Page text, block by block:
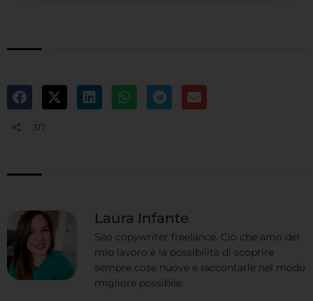
317
Laura Infante
Seo copywriter freelance. Ciò che amo del
mio lavoro è la possibilità di scoprire
sempre cose nuove e raccontarle nel modo
migliore possibile.